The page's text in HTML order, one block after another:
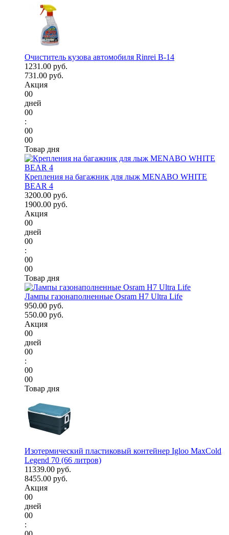
Очиститель кузова автомобиля Rinrei B-14
1231.00 руб.
731.00 руб.
Акция
00
дней
00
:
00
00
Товар дня
Крепления на багажник для лыж MENABO WHITE
BEAR 4
3200.00 руб.
1900.00 руб.
Акция
00
дней
00
:
00
00
Товар дня
Лампы газонаполненные Osram H7 Ultra Life
950.00 руб.
550.00 руб.
Акция
00
дней
00
:
00
00
Товар дня
Изотермический пластиковый контейнер Igloo MaxCold
Legend 70 (66 литров)
11339.00 руб.
8455.00 руб.
Акция
00
дней
00
: